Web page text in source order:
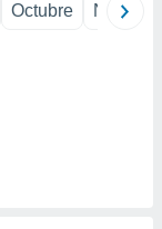
Octubre